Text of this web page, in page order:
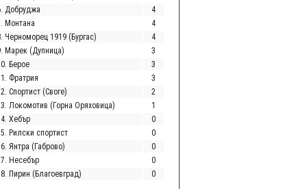
Добруджа
4
Монтана
4
Черноморец 1919 (Бургас)
4
Марек (Дупница)
3
Берое
3
Фратрия
3
Спортист (Своге)
2
Локомотив (Горна Оряховица)
1
Хебър
0
Рилски спортист
0
Янтра (Габрово)
0
Несебър
0
Пирин (Благоевград)
0